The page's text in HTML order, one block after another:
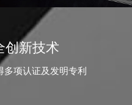
创新技术
多项认证及发明专利